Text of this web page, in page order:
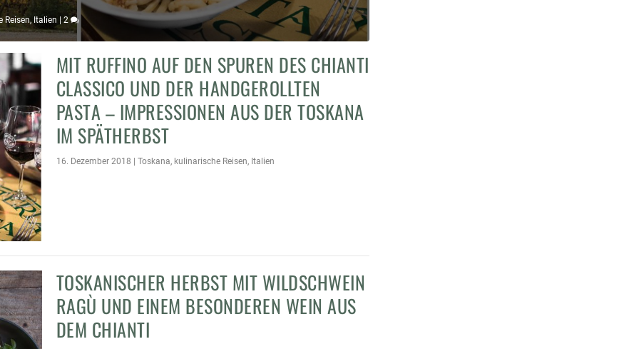
Reisen, Italien |2
WILDSCHWEIN RAGÙ UND
MIT RUFFINO AUF DEN SPUREN DES CHIANTI
CLASSICO UND DER HANDGEROLLTEN
PASTA – IMPRESSIONEN AUS DER TOSKANA
IM SPÄTHERBST
16. Dezember 2018 Toskana, kulinarische Reisen, Italien
TOSKANISCHER HERBST MIT WILDSCHWEIN
RAGÙ UND EINEM BESONDEREN WEIN AUS
DEM CHIANTI